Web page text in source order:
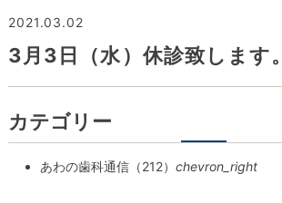
2021.03.02
3月3日（水）休診致します。
カテゴリー
あわの歯科通信（212） chevron_right